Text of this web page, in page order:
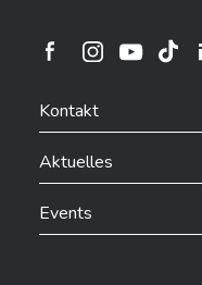
Ville de
Kontakt
Aktuelles
Events